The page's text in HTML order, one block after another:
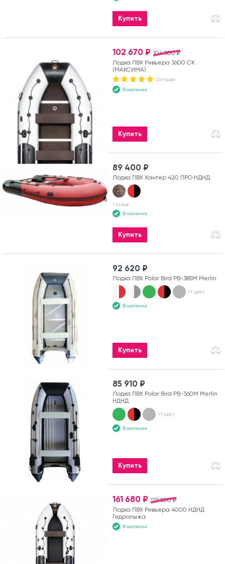
Купить
104 800 ₽
102 670 ₽
Лодка ПВХ Ривьера 3600 СК
(МАКСИМА)
2 отзыва
В наличии
Купить
89 400 ₽
Лодка ПВХ Хантер 420 ПРО НДНД
1 отзыв
В наличии
Купить
92 620 ₽
Лодка ПВХ Polar Bird PB-385M Merlin
+1 цвет
В наличии
Купить
85 910 ₽
Лодка ПВХ Polar Bird PB-360M Merlin
НДНД
+1 цвет
В наличии
Купить
179 500 ₽
161 680 ₽
Лодка ПВХ Ривьера 4000 НДНД
Гидролыжа
В наличии